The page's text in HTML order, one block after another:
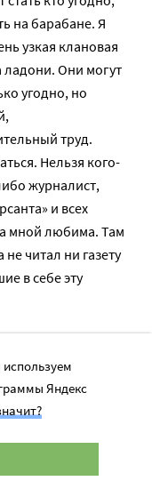
на барабане. Я
узкая клановая
ладони. Они могут
угодно, но
труд.
Нельзя кого-
журналист,
и всех
мной любима. Там
читал ни газету
в себе эту
Я так много
мне это не
это а)
в) сложная
Яндекс